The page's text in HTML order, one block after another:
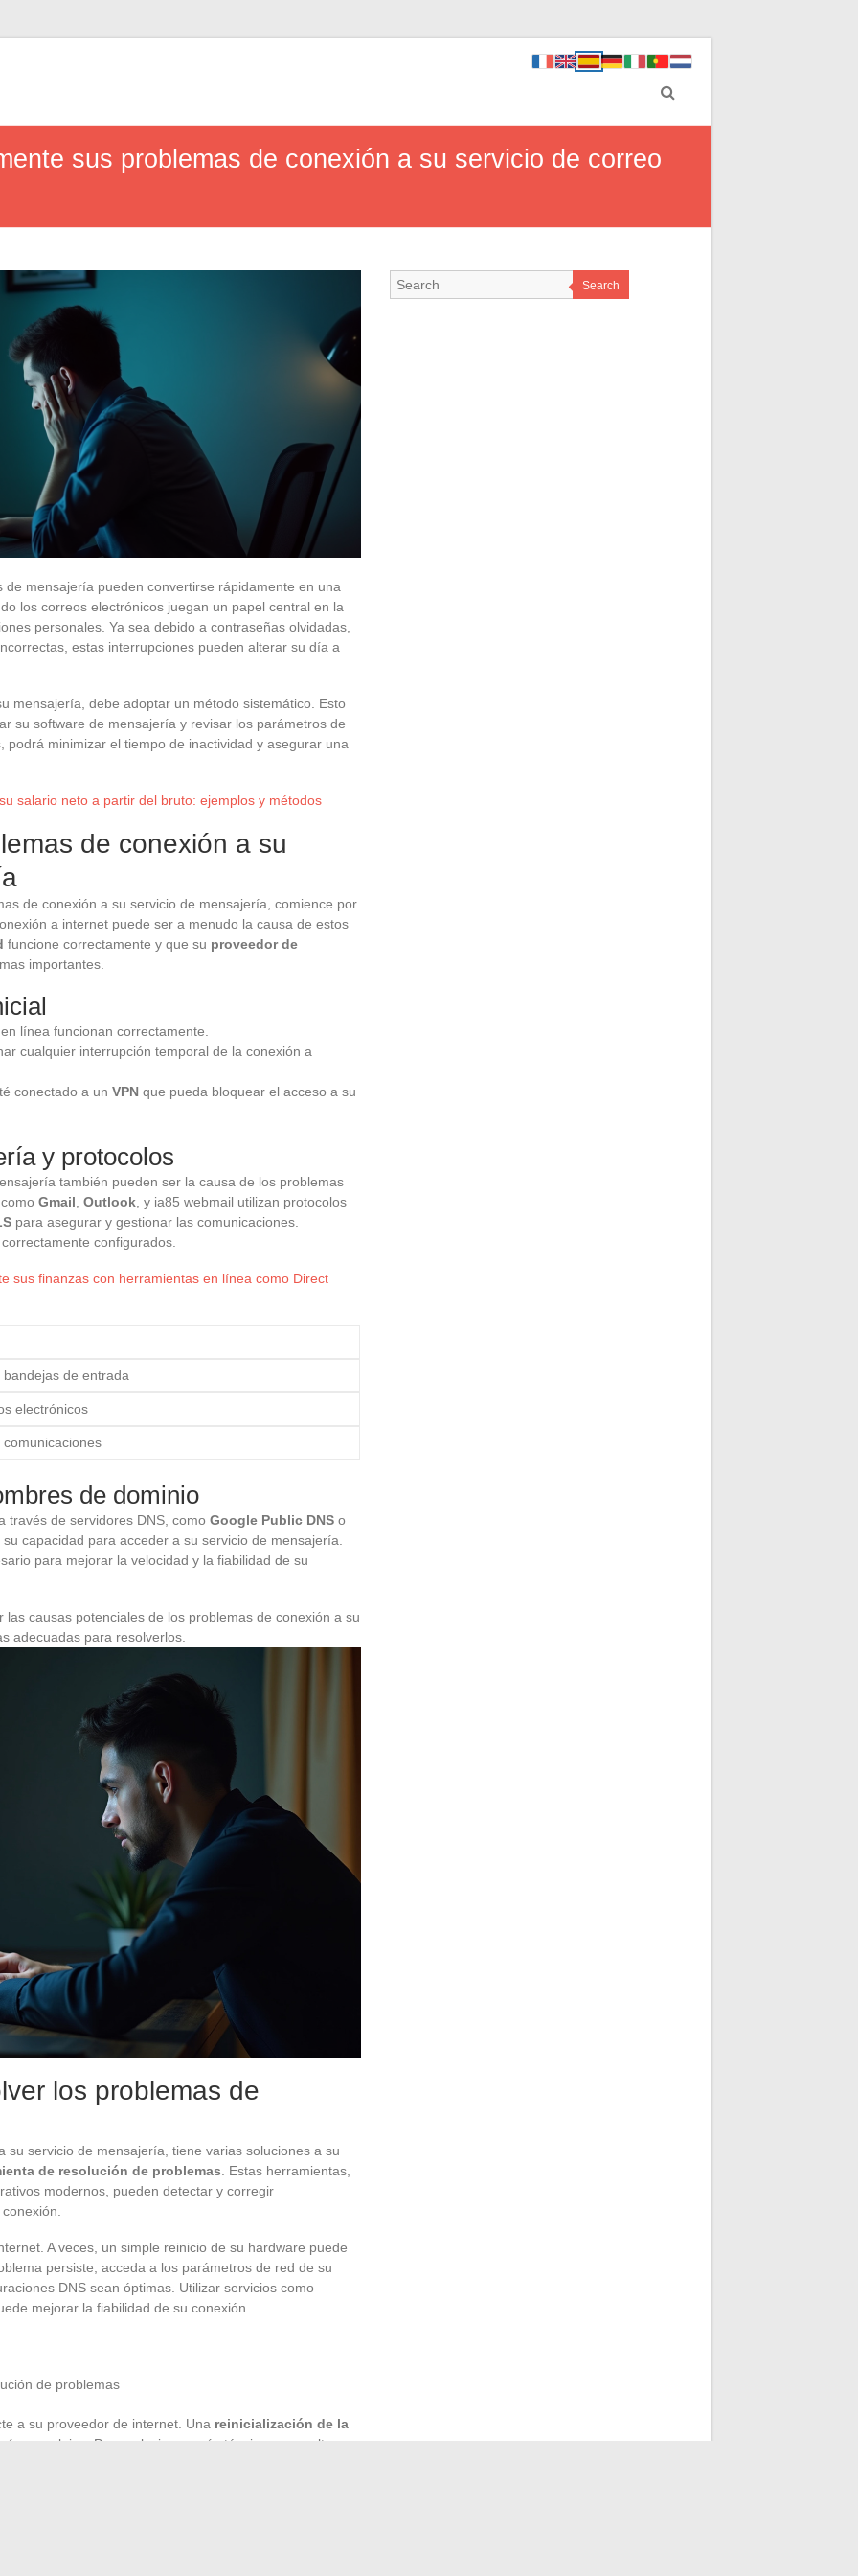
sus problemas de conexión a su servicio de correo
mensajería pueden convertirse rápidamente en una
los correos electrónicos juegan un papel central en la
personales. Ya sea debido a contraseñas olvidadas,
estas interrupciones pueden alterar su día a
mensajería, debe adoptar un método sistemático. Esto
su software de mensajería y revisar los parámetros de
podrá minimizar el tiempo de inactividad y asegurar una
salario neto a partir del bruto: ejemplos y métodos
de conexión a su
de conexión a su servicio de mensajería, comience por
a internet puede ser a menudo la causa de estos
funcione correctamente y que su proveedor de
importantes.
línea funcionan correctamente.
cualquier interrupción temporal de la conexión a
conectado a un VPN que pueda bloquear el acceso a su
y protocolos
también pueden ser la causa de los problemas
Gmail Outlook , y ia85 webmail utilizan protocolos
para asegurar y gestionar las comunicaciones.
configurados.
sus finanzas con herramientas en línea como Direct
de entrada
electrónicos
de dominio
través de servidores DNS, como Google Public DNS o
capacidad para acceder a su servicio de mensajería.
para mejorar la velocidad y la fiabilidad de su
causas potenciales de los problemas de conexión a su
adecuadas para resolverlos.
los problemas de
su servicio de mensajería, tiene varias soluciones a su
de resolución de problemas . Estas herramientas,
modernos, pueden detectar y corregir
A veces, un simple reinicio de su hardware puede
persiste, acceda a los parámetros de red de su
DNS sean óptimas. Utilizar servicios como
mejorar la fiabilidad de su conexión.
de problemas
a su proveedor de internet. Una reinicialización de la
complejos. Para soluciones más técnicas, consulte a
Search